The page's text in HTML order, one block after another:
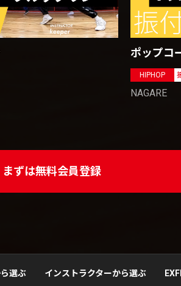
ポップコ
HIPHOP
NAGARE
まずは無料会員登録
選ぶ インストラクターから選ぶ